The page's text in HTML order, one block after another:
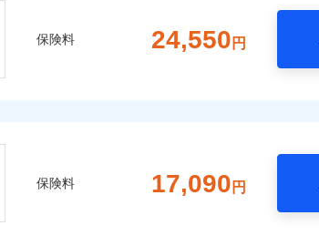
保険料 24,550 円
保険料 17,090 円